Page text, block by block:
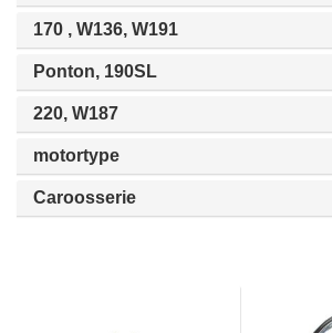
170 , W136, W191
Ponton, 190SL
220, W187
motortype
Caroosserie